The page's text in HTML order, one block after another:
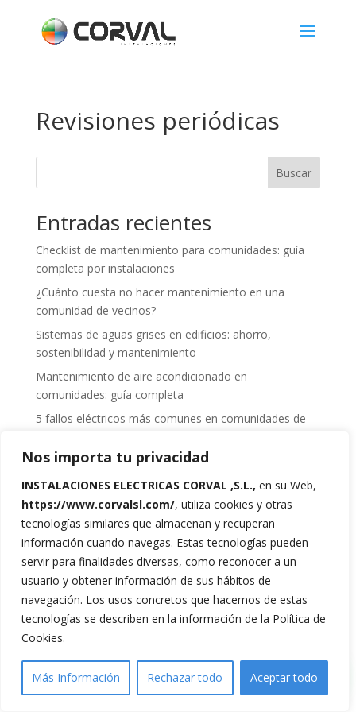
Nos importa tu privacidad
INSTALACIONES ELECTRICAS CORVAL ,S.L., en su Web,
https://www.corvalsl.com/, utiliza cookies y otras
tecnologías similares que almacenan y recuperan
información cuando navegas. Estas tecnologías pueden
servir para finalidades diversas, como reconocer a un
usuario y obtener información de sus hábitos de
navegación. Los usos concretos que hacemos de estas
tecnologías se describen en la información de la Política de
Cookies.
Más Información Rechazar todo Aceptar todo
Revisiones periódicas
Buscar
Entradas recientes
Checklist de mantenimiento para comunidades: guía
completa por instalaciones
¿Cuánto cuesta no hacer mantenimiento en una
comunidad de vecinos?
Sistemas de aguas grises en edificios: ahorro,
sostenibilidad y mantenimiento
Mantenimiento de aire acondicionado en
comunidades: guía completa
5 fallos eléctricos más comunes en comunidades de
Comentarios recientes
No hay comentarios que mostrar.
ES